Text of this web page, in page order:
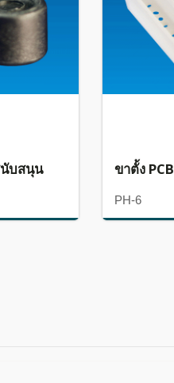
นับสนุน ขาตั้ง PCB
PH-6